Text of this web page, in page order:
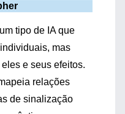
tipo de IA que
mas
e seus efeitos.
relações
de sinalização